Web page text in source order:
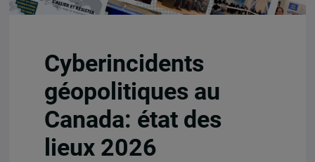
Cyberincidents
géopolitiques au
Canada: état des
lieux 2026